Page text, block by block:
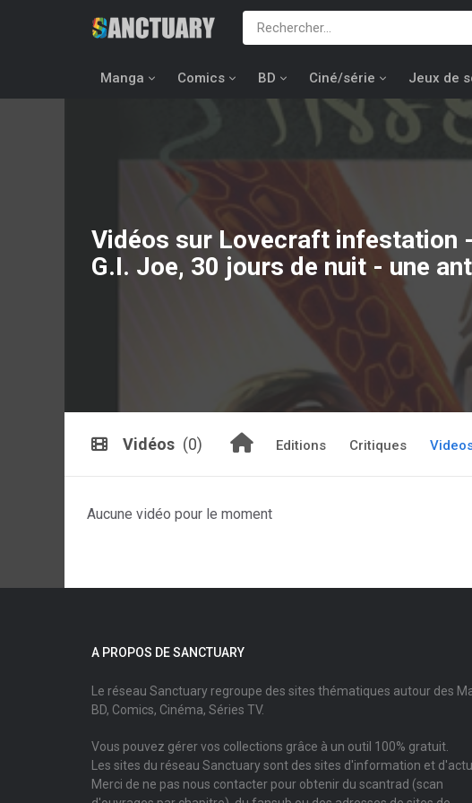
Manga Comics BD Ciné/série Jeux de
Vidéos sur Lovecraft infestation
G.I. Joe, 30 jours de nuit - une
Vidéos (0) Editions Critiques
Aucune vidéo pour le moment
A PROPOS DE SANCTUARY
Le réseau Sanctuary regroupe des sites thématiques autour des
BD, Comics, Cinéma, Séries TV.
Vous pouvez gérer vos collections grâce à un outil 100% gratuit.
Les sites du réseau Sanctuary sont des sites d'information et
Merci de ne pas nous contacter pour obtenir du scantrad (scan